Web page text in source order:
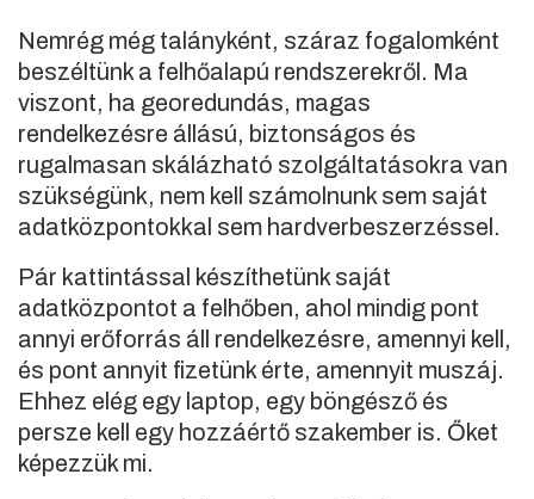
Nemrég még talányként, száraz fogalomként
beszéltünk a felhőalapú rendszerekről. Ma
viszont, ha georedundás, magas
rendelkezésre állású, biztonságos és
rugalmasan skálázható szolgáltatásokra van
szükségünk, nem kell számolnunk sem saját
adatközpontokkal sem hardverbeszerzéssel.
Pár kattintással készíthetünk saját
adatközpontot a felhőben, ahol mindig pont
annyi erőforrás áll rendelkezésre, amennyi kell,
és pont annyit fizetünk érte, amennyit muszáj.
Ehhez elég egy laptop, egy böngésző és
persze kell egy hozzáértő szakember is. Őket
képezzük mi.